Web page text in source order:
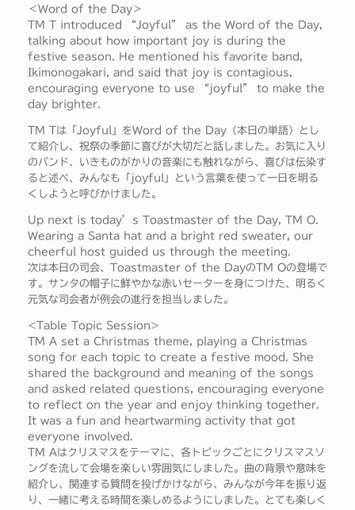
＜Word of the Day＞
TM T introduced “Joyful” as the Word of the Day,
talking about how important joy is during the
festive season. He mentioned his favorite band,
Ikimonogakari, and said that joy is contagious,
encouraging everyone to use “joyful” to make the
day brighter.
TM Tは「Joyful」をWord of the Day（本日の単語）とし
て紹介し、祝祭の季節に喜びが大切だと話しました。お気に入り
のバンド、いきものがかりの音楽にも触れながら、喜びは伝染す
ると述べ、みんなも「joyful」という言葉を使って一日を明る
くしようと呼びかけました。
Up next is today’s Toastmaster of the Day, TM O.
Wearing a Santa hat and a bright red sweater, our
cheerful host guided us through the meeting.
次は本日の司会、Toastmaster of the DayのTM Oの登場で
す。サンタの帽子に鮮やかな赤いセーターを身につけた、明るく
元気な司会者が例会の進行を担当しました。
<Table Topic Session>
TM A set a Christmas theme, playing a Christmas
song for each topic to create a festive mood. She
shared the background and meaning of the songs
and asked related questions, encouraging everyone
to reflect on the year and enjoy thinking together.
It was a fun and heartwarming activity that got
everyone involved.
TM Aはクリスマスをテーマに、各トピックごとにクリスマスソ
ングを流して会場を楽しい雰囲気にしました。曲の背景や意味を
紹介し、関連する質問を投げかけながら、みんなが今年を振り返
り、一緒に考える時間を楽しめるようにしました。とても楽しく